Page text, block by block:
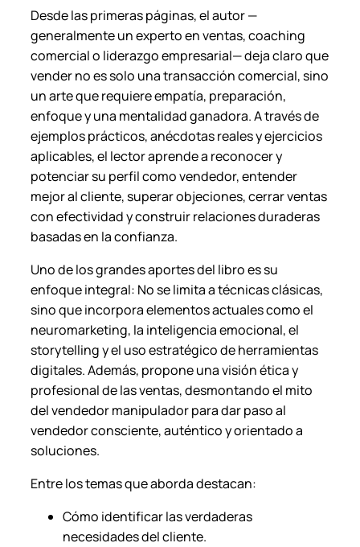
Desde las primeras páginas, el autor —
generalmente un experto en ventas, coaching
comercial o liderazgo empresarial— deja claro que
vender no es solo una transacción comercial, sino
un arte que requiere empatía, preparación,
enfoque y una mentalidad ganadora. A través de
ejemplos prácticos, anécdotas reales y ejercicios
aplicables, el lector aprende a reconocer y
potenciar su perfil como vendedor, entender
mejor al cliente, superar objeciones, cerrar ventas
con efectividad y construir relaciones duraderas
basadas en la confianza.
Uno de los grandes aportes del libro es su
enfoque integral: No se limita a técnicas clásicas,
sino que incorpora elementos actuales como el
neuromarketing, la inteligencia emocional, el
storytelling y el uso estratégico de herramientas
digitales. Además, propone una visión ética y
profesional de las ventas, desmontando el mito
del vendedor manipulador para dar paso al
vendedor consciente, auténtico y orientado a
soluciones.
Entre los temas que aborda destacan:
Cómo identificar las verdaderas
necesidades del cliente.